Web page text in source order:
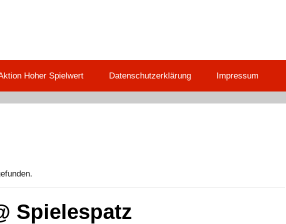
Hoher Spielwert Datenschutzerklärung Impressum
Spielespatz